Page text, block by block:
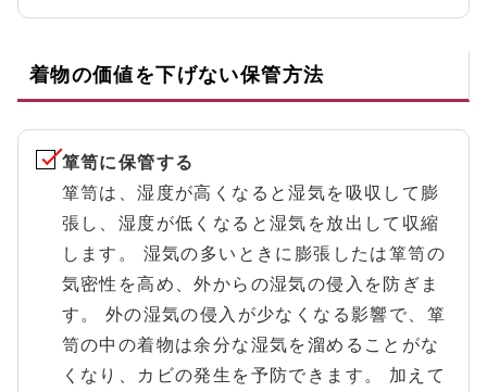
着物の価値を下げない保管方法
箪笥に保管する
箪笥は、湿度が高くなると湿気を吸収して膨
張し、湿度が低くなると湿気を放出して収縮
します。 湿気の多いときに膨張したは箪笥の
気密性を高め、外からの湿気の侵入を防ぎま
す。 外の湿気の侵入が少なくなる影響で、箪
笥の中の着物は余分な湿気を溜めることがな
くなり、カビの発生を予防できます。 加えて